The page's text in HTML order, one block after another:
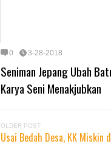
0 3-28-2018
Seniman Jepang Ubah
Karya Seni Menakjubkan
OLDER POST
Usai Bedah Desa, KK Miskin